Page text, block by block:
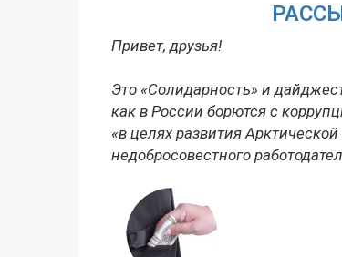
Привет, друзья!
Это «Солидарность» и
как в России борются с
«в целях развития
недобросовестного